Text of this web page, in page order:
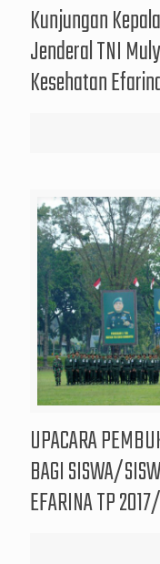
Kunjungan
Jenderal TNI
Kesehatan
UPACARA
BAGI SISWA/
EFARINA TP